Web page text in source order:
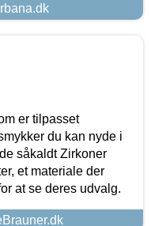
er tilpasset
du kan nyde i
såkaldt Zirkoner
et materiale der
at se deres udvalg.